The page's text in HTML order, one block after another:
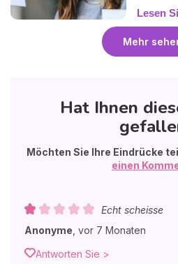
und was
Lesen
Mehr
Hat Ihnen
Möchten Sie Ihre Eindrücke
einen
Echt scheisse
Anonyme, vor 7 Monaten
Antworten Sie >